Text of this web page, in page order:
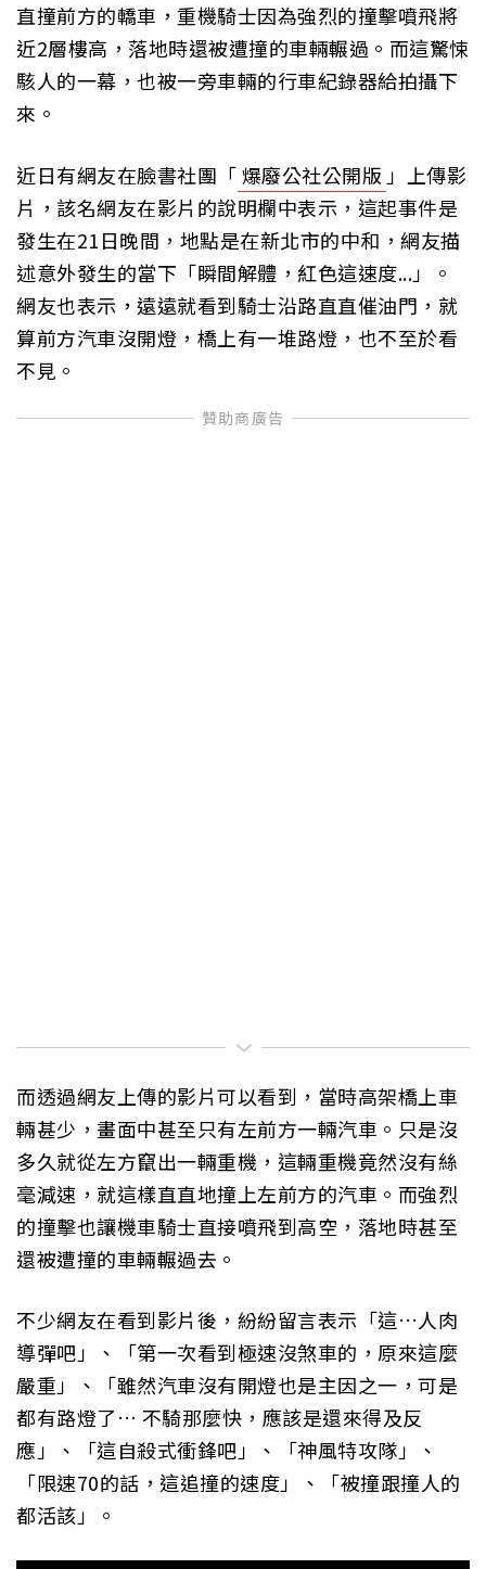
直撞前方的轎車，重機騎士因為強烈的撞擊噴飛將
近2層樓高，落地時還被遭撞的車輛輾過。而這驚悚
駭人的一幕，也被一旁車輛的行車紀錄器給拍攝下
來。
近日有網友在臉書社團「爆廢公社公開版 」上傳影
片，該名網友在影片的說明欄中表示，這起事件是
發生在21日晚間，地點是在新北市的中和，網友描
述意外發生的當下「瞬間解體，紅色這速度...」。
網友也表示，遠遠就看到騎士沿路直直催油門，就
算前方汽車沒開燈，橋上有一堆路燈，也不至於看
不見。
而透過網友上傳的影片可以看到，當時高架橋上車
輛甚少，畫面中甚至只有左前方一輛汽車。只是沒
多久就從左方竄出一輛重機，這輛重機竟然沒有絲
毫減速，就這樣直直地撞上左前方的汽車。而強烈
的撞擊也讓機車騎士直接噴飛到高空，落地時甚至
還被遭撞的車輛輾過去。
不少網友在看到影片後，紛紛留言表示「這…人肉
導彈吧」、「第一次看到極速沒煞車的，原來這麼
嚴重」、「雖然汽車沒有開燈也是主因之一，可是
都有路燈了… 不騎那麼快，應該是還來得及反
應」、「這自殺式衝鋒吧」、「神風特攻隊」、
「限速70的話，這追撞的速度」、「被撞跟撞人的
都活該」。